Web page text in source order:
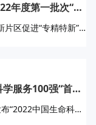
金榜题名，白帆生物｜临港新片区2022年度第一批次“专精特新”企业名单公示
根据《中国（上海）自由贸易试验区临港新片区促进“专精特新”企业高质量发展行动方案》（沪自贸临管委〔2022〕24号）、《中国（上海）自由贸易试验区临港新片区“专精特新”企业认定管理办法》（沪自贸临管规范〔2022〕4号）等文件精神，临港新片区管委会组织开展了2022年度第一批次“专精特新”企业的申报工作。
白帆喜讯｜我们强势登榜“中国生命科学服务100强“首份企业品牌
本月初医药行业权威媒体E药经理人隆重发布“2022中国生命科学服务100强”企业品牌名单，白帆生物科技（上海）有限公司（简称“白帆生物”）入围榜单荣获此奖。